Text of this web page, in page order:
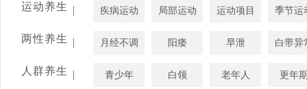
运动养生 | 疾病运动 局部运动 运动项目 季节运
两性养生 | 月经不调 阳痿 早泄 白带异
人群养生 | 青少年 白领 老年人 更年